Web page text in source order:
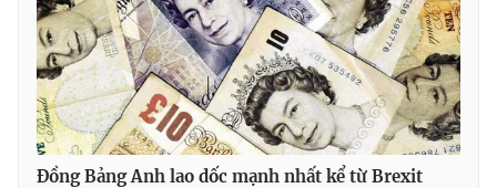
Emagazine Podcast
Photo Infographic
Video Shorts video
Đồng Bảng Anh lao dốc mạnh nhất kể từ Brexit